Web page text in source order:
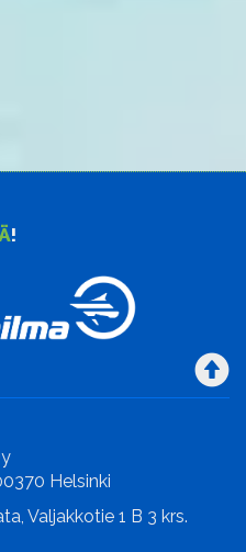
!
Helsinki
Valjakkotie 1 B 3 krs.